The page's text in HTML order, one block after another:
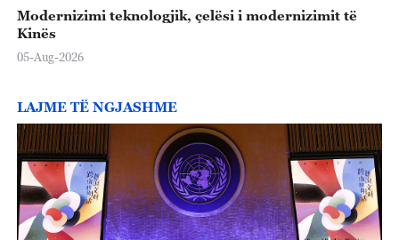
Modernizimi teknologjik, çelësi i modernizimit të
Kinës
05-Aug-2026
LAJME TË NGJASHME